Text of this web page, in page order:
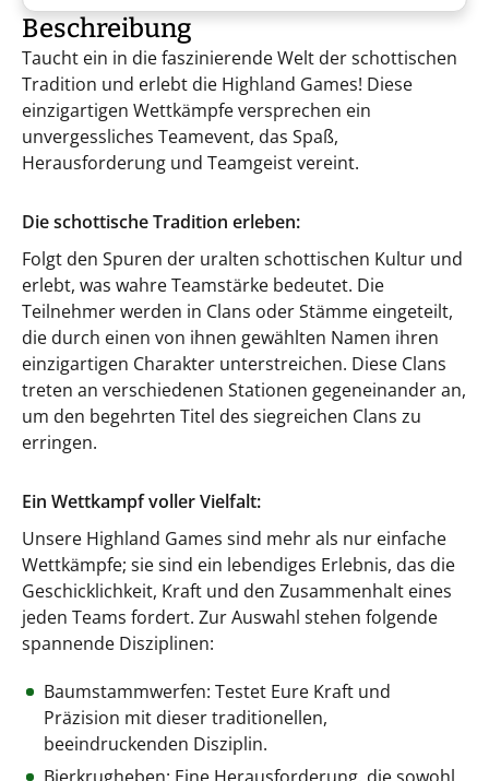
Beschreibung
Taucht ein in die faszinierende Welt der schottischen
Tradition und erlebt die Highland Games! Diese
einzigartigen Wettkämpfe versprechen ein
unvergessliches Teamevent, das Spaß,
Herausforderung und Teamgeist vereint.
Die schottische Tradition erleben:
Folgt den Spuren der uralten schottischen Kultur und
erlebt, was wahre Teamstärke bedeutet. Die
Teilnehmer werden in Clans oder Stämme eingeteilt,
die durch einen von ihnen gewählten Namen ihren
einzigartigen Charakter unterstreichen. Diese Clans
treten an verschiedenen Stationen gegeneinander an,
um den begehrten Titel des siegreichen Clans zu
erringen.
Ein Wettkampf voller Vielfalt:
Unsere Highland Games sind mehr als nur einfache
Wettkämpfe; sie sind ein lebendiges Erlebnis, das die
Geschicklichkeit, Kraft und den Zusammenhalt eines
jeden Teams fordert. Zur Auswahl stehen folgende
spannende Disziplinen:
Baumstammwerfen: Testet Eure Kraft und
Präzision mit dieser traditionellen,
beeindruckenden Disziplin.